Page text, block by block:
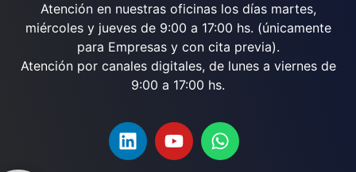
Atención en nuestras oficinas los días martes,
miércoles y jueves de 9:00 a 17:00 hs. (únicamente
para Empresas y con cita previa).
Atención por canales digitales, de lunes a viernes de
9:00 a 17:00 hs.